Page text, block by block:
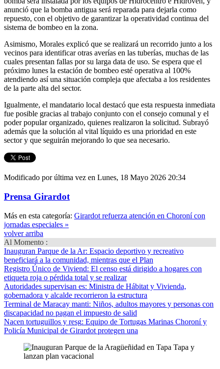
anunció que la bomba antigua será reparada para dejarla como
repuesto, con el objetivo de garantizar la operatividad continua del
sistema de bombeo en la zona.
Asimismo, Morales explicó que se realizará un recorrido junto a los
vecinos para identificar otras averías en las tuberías, muchas de las
cuales presentan fallas por su larga data de uso. Se espera que el
próximo lunes la estación de bombeo esté operativa al 100%
atendiendo así una situación compleja que afectaba a los residentes
de la parte alta del sector.
Igualmente, el mandatario local destacó que esta respuesta inmediata
fue posible gracias al trabajo conjunto con el consejo comunal y el
poder popular organizado, quienes realizaron la solicitud. Subrayó
además que la solución al vital líquido es una prioridad en este
sector y que seguirán mejorando lo que sea necesario.
Modificado por última vez en Lunes, 18 Mayo 2026 20:34
Prensa Girardot
Más en esta categoría: Girardot refuerza atención en Choroní con
jornadas especiales »
volver arriba
Al Momento :
Inauguran Parque de la Ar: Espacio deportivo y recreativo
beneficiará a la comunidad, mientras que el Plan
Registro Único de Viviend: El censo está dirigido a hogares con
etiqueta roja o pérdida total y se realizar
Autoridades supervisan es: Ministra de Hábitat y Vivienda,
gobernadora y alcalde recorrieron la estructura
Terminal de Maracay manti: Niños, adultos mayores y personas con
discapacidad no pagan el impuesto de salid
Nacen tortuguillos y resg: Equipo de Tortugas Marinas Choroní y
Policía Municipal de Girardot protegen una